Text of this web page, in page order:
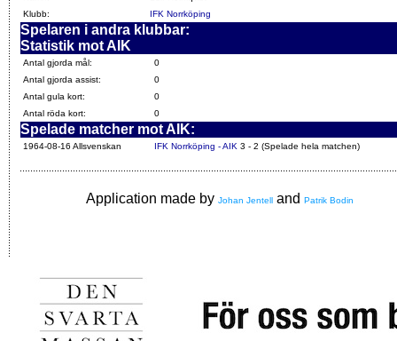
Klubb:
IFK Norrköping
Spelaren i andra klubbar:
Statistik mot AIK
Antal gjorda mål:
0
Antal gjorda assist:
0
Antal gula kort:
0
Antal röda kort:
0
Spelade matcher mot AIK:
1964-08-16 Allsvenskan IFK Norrköping - AIK 3 - 2 (Spelade hela matchen)
Application made by Johan Jentell and Patrik Bodin